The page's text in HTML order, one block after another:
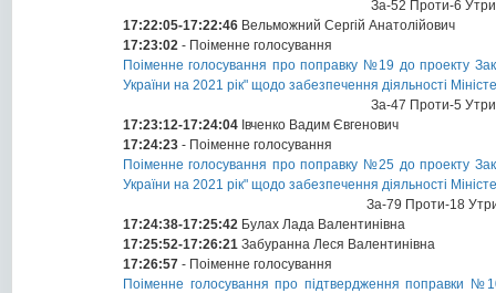
За-52 Проти-6
17:22:05-17:22:46 Вельможний Сергій Анатолійович
17:23:02 - Поіменне голосування
Поіменне голосування про поправку №19 до проекту
України на 2021 рік" щодо забезпечення діяльності
За-47 Проти-5
17:23:12-17:24:04 Івченко Вадим Євгенович
17:24:23 - Поіменне голосування
Поіменне голосування про поправку №25 до проекту
України на 2021 рік" щодо забезпечення діяльності
За-79 Проти-18
17:24:38-17:25:42 Булах Лада Валентинівна
17:25:52-17:26:21 Забуранна Леся Валентинівна
17:26:57 - Поіменне голосування
Поіменне голосування про підтвердження поправки